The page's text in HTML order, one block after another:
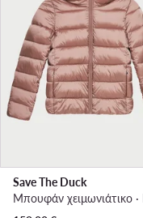
Save The Duck
Μπουφάν χειμωνιάτικο ·